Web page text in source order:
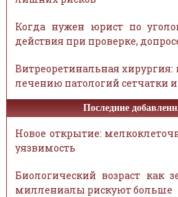
Когда нужен юрист по
действия при проверке,
Витреоретинальная хирургия:
лечению патологий сетчатки
Последние
Новое открытие:
уязвимость
Биологический возраст как
миллениалы рискуют больше